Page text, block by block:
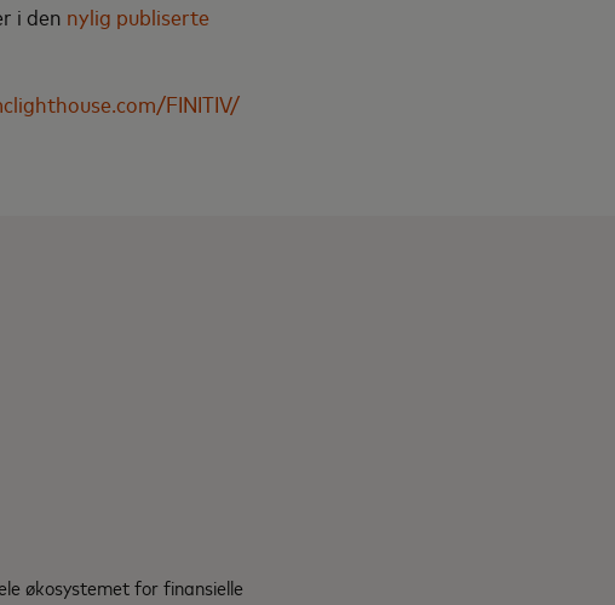
i den nylig publiserte
FINITIV/
økosystemet for finansielle